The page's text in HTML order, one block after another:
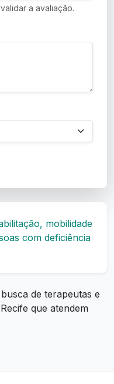
a avaliação.
mobilidade
com deficiência
de terapeutas e
que atendem